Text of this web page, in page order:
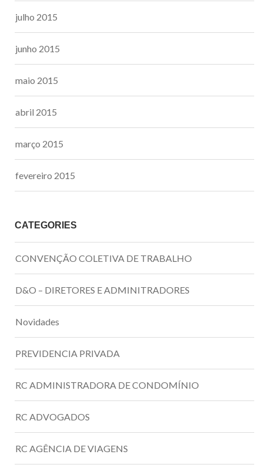
julho 2015
junho 2015
maio 2015
abril 2015
março 2015
fevereiro 2015
CATEGORIES
CONVENÇÃO COLETIVA DE TRABALHO
D&O – DIRETORES E ADMINITRADORES
Novidades
PREVIDENCIA PRIVADA
RC ADMINISTRADORA DE CONDOMÍNIO
RC ADVOGADOS
RC AGÊNCIA DE VIAGENS